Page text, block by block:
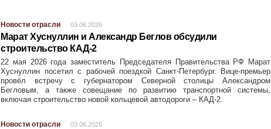
Новости отрасли 03.06.2026
Марат Хуснуллин и Александр Беглов обсудили
строительство КАД-2
22 мая 2026 года заместитель Председателя Правительства РФ Марат
Хуснуллин посетил с рабочей поездкой Санкт-Петербург. Вице-премьер
провёл встречу с губернатором Северной столицы Александром
Бегловым, а также совещание по развитию транспортной системы,
включая строительство новой кольцевой автодороги – КАД-2.
Новости отрасли 03.06.2026